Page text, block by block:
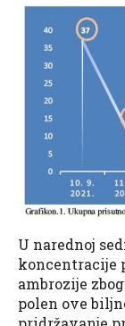
U narednoj
koncentracije
ambrozije
polen ove